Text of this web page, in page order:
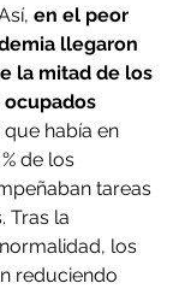
en el peor
llegaron
la mitad de los
ocupados
había en
de los
tareas
Tras la
los
reduciendo